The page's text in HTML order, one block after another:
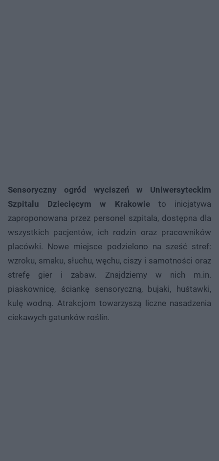
Sensoryczny ogród wyciszeń w Uniwersyteckim
Szpitalu Dziecięcym w Krakowieto inicjatywa
zaproponowana przez personel szpitala, dostępna dla
wszystkich pacjentów, ich rodzin oraz pracowników
placówki. Nowe miejsce podzielono na sześć stref:
wzroku, smaku, słuchu, węchu, ciszy i samotności oraz
strefę gier i zabaw. Znajdziemy w nich m.in.
piaskownicę, ściankę sensoryczną, bujaki, huśtawki,
kulę wodną. Atrakcjom towarzyszą liczne nasadzenia
ciekawych gatunków roślin.